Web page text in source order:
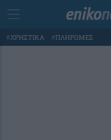
#ΧΡΗΣΤΙΚΑ #ΠΛΗΡΩΜΕΣ